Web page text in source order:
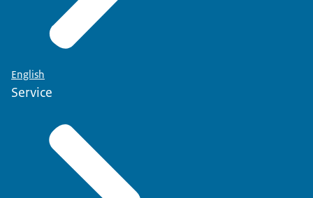
English
Service